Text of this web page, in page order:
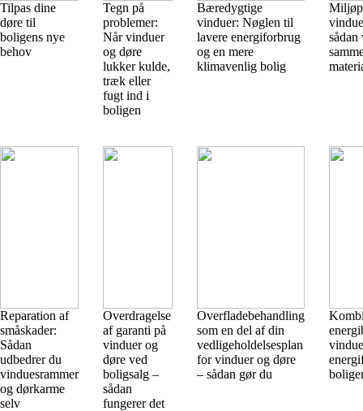
Tilpas dine
døre til
boligens nye
behov
Tegn på
problemer:
Når vinduer
og døre
lukker kulde,
træk eller
fugt ind i
boligen
Bæredygtige
vinduer: Nøglen til
lavere energiforbrug
og en mere
klimavenlig bolig
sådan
Reparation af
småskader:
Sådan
udbedrer du
vinduesrammer
og dørkarme
selv
Overdragelse
af garanti på
vinduer og
døre ved
boligsalg –
sådan
fungerer det
Overfladebehandling
som en del af din
vedligeholdelsesplan
for vinduer og døre
– sådan gør du